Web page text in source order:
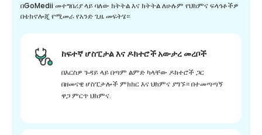
በGoMedii መተግበሪያ ላይ ባለው ክትትል እና ክትትል ለሁሉም የህክምና ፍላጎቶችዎ
በቴክኖሎጂ የሚመራ የአንድ ጊዜ መፍትሄ።
ከፍተኛ ሆስፒታል እና ዶክተሮች አውታረ መረቦች
በእርስዎ ጉዳይ ላይ በጣም ልምድ ካላቸው ዶክተሮች ጋር
በዘመናዊ ሆስፒታሎች ምክክር እና ህክምና ያግኙ። በተመጣጣኝ
ዋጋ ምርጥ ህክምና.